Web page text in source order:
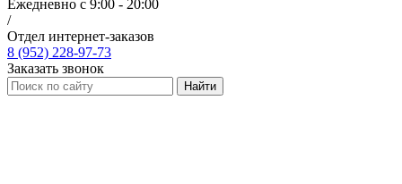
Ежедневно с 9:00 - 20:00
/
Отдел интернет-заказов
8 (952) 228-97-73
Заказать звонок
Найти